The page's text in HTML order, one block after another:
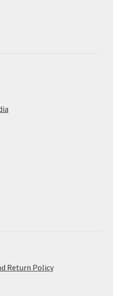
Return Policy